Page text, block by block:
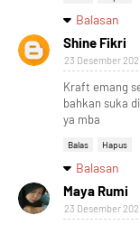
Balasan
Shine Fikri
23 Desember
Kraft emang
bahkan suka
ya mba
Balas Hapus
Balasan
Maya Rumi
23 Desember